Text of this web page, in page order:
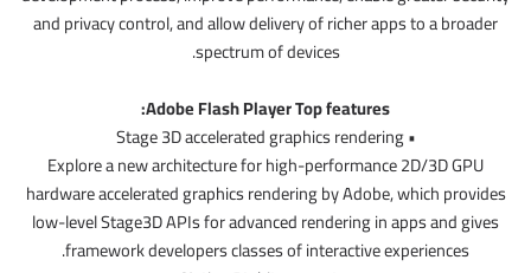
and privacy control, and allow delivery of richer apps to a broader
spectrum of devices.
Adobe Flash Player Top features:
• Stage 3D accelerated graphics rendering
Explore a new architecture for high-performance 2D/3D GPU
hardware accelerated graphics rendering by Adobe, which provides
low-level Stage3D APIs for advanced rendering in apps and gives
framework developers classes of interactive experiences.